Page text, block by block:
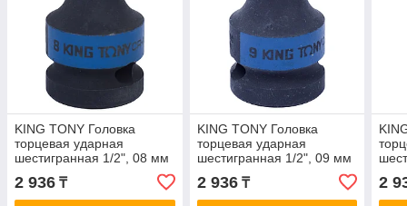
KING TONY Головка
торцевая ударная
шестигранная 1/2", 08 мм
2 936 ₸
KING TONY Головка
торцевая ударная
шестигранная 1/2", 09 мм
2 936₸ 2